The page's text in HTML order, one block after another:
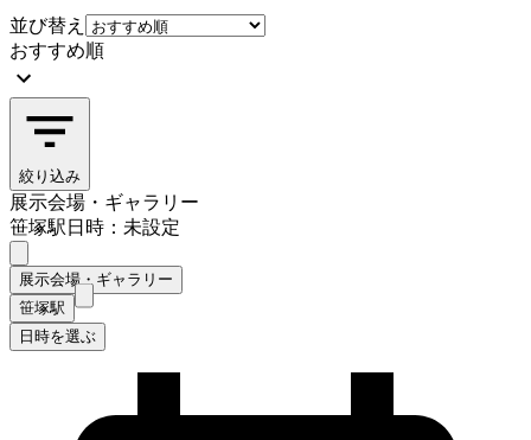
並び替え
おすすめ順
絞り込み
展示会場・ギャラリー
笹塚駅日時：未設定
展示会場・ギャラリー
笹塚駅
日時を選ぶ